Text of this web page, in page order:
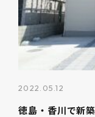
2022.05.12
徳島・香川で新